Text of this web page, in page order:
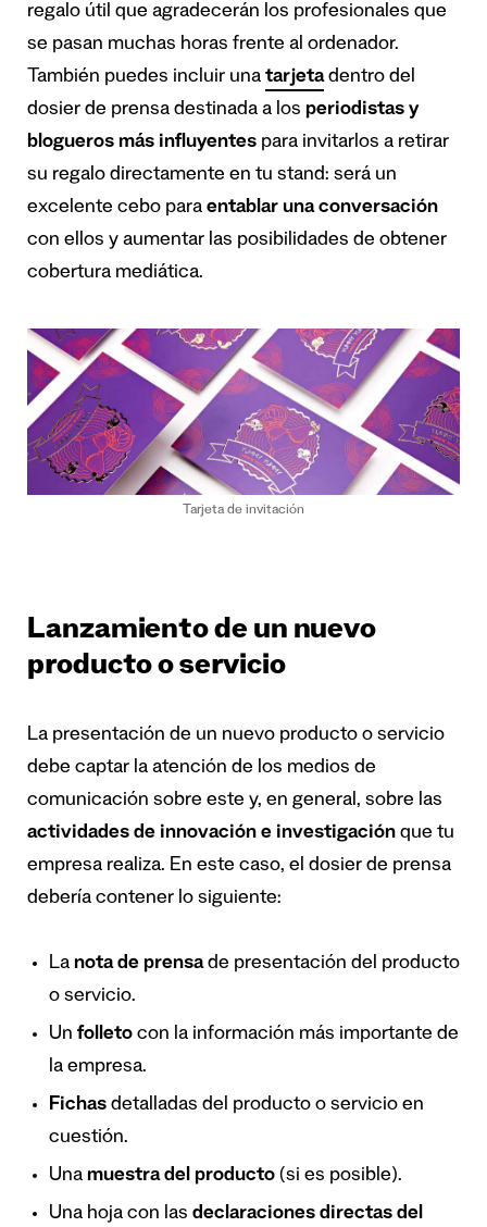
regalo útil que agradecerán los profesionales que
se pasan muchas horas frente al ordenador.
También puedes incluir una tarjeta dentro del
dosier de prensa destinada a los periodistas y
blogueros más influyentes para invitarlos a retirar
su regalo directamente en tu stand: será un
excelente cebo para entablar una conversación
con ellos y aumentar las posibilidades de obtener
cobertura mediática.
Tarjeta de invitación
Lanzamiento de un nuevo
producto o servicio
La presentación de un nuevo producto o servicio
debe captar la atención de los medios de
comunicación sobre este y, en general, sobre las
actividades de innovación e investigación que tu
empresa realiza. En este caso, el dosier de prensa
debería contener lo siguiente:
La nota de prensade presentación del producto
o servicio.
Un folleto con la información más importante de
la empresa.
Fichas detalladas del producto o servicio en
cuestión.
Una muestra del producto (si es posible).
Una hoja con las declaraciones directas del